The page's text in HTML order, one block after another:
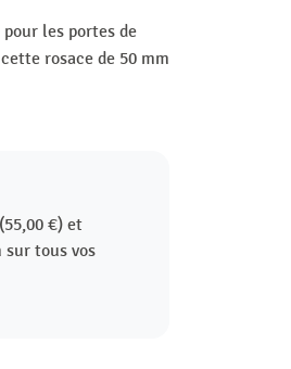
les portes de
rosace de 50 mm
€) et
tous vos